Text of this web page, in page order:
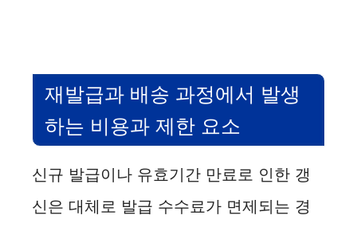
재발급과 배송 과정에서 발생
하는 비용과 제한 요소
신규 발급이나 유효기간 만료로 인한 갱
신은 대체로 발급 수수료가 면제되는 경